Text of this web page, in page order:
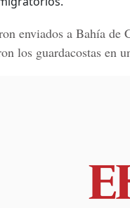
enviados a Bahía de
los guardacostas en